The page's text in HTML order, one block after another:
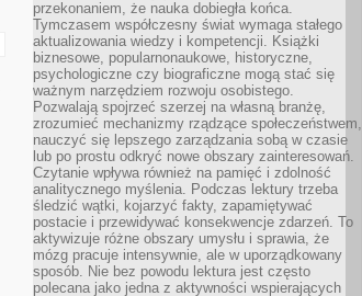
przekonaniem, że nauka dobiegła końca.
Tymczasem współczesny świat wymaga stałego
aktualizowania wiedzy i kompetencji. Książki
biznesowe, popularnonaukowe, historyczne,
psychologiczne czy biograficzne mogą stać się
ważnym narzędziem rozwoju osobistego.
Pozwalają spojrzeć szerzej na własną branżę,
zrozumieć mechanizmy rządzące społeczeństwem,
nauczyć się lepszego zarządzania sobą w czasie
lub po prostu odkryć nowe obszary zainteresowań.
Czytanie wpływa również na pamięć i zdolność
analitycznego myślenia. Podczas lektury trzeba
śledzić wątki, kojarzyć fakty, zapamiętywać
postacie i przewidywać konsekwencje zdarzeń. To
aktywizuje różne obszary umysłu i sprawia, że
mózg pracuje intensywnie, ale w uporządkowany
sposób. Nie bez powodu lektura jest często
polecana jako jedna z aktywności wspierających